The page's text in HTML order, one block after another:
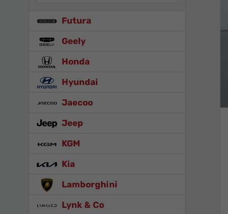
Futura
Geely
Honda
Hyundai
Jaecoo
Jeep
KGM
Kia
Lamborghini
Lynk & Co